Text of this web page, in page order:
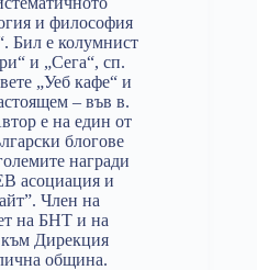
и философия
Бил е колумнист
и „Сега“, сп.
„Уеб кафе“ и
– във в.
е на един от
блогове
награди
асоциация и
Член на
на БНТ и на
към Дирекция
община.